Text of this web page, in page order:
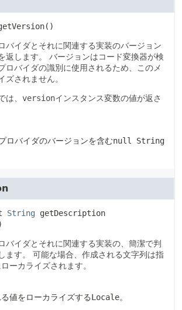
()
バイダとそれに関連する実装のバージョン
返します。
バージョンはコード変換器が検
ロバイダの識別に使用されるため、このメ
ズされません。
は、 versionインスタンス変数の値が返さ
ロバイダのバージョンを含むnull String
String
getDescription
バイダとそれに関連する実装の、簡潔で判
ます。
可能な場合、作成される文字列は指
ーカライズされます。
値をローカライズするLocale。